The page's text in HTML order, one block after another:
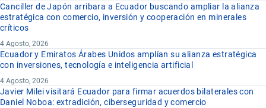
Canciller de Japón arribara a Ecuador buscando ampliar la alianza
estratégica con comercio, inversión y cooperación en minerales
críticos
4 Agosto, 2026
Ecuador y Emiratos Árabes Unidos amplían su alianza estratégica
con inversiones, tecnología e inteligencia artificial
4 Agosto, 2026
Javier Milei visitará Ecuador para firmar acuerdos bilaterales con
Daniel Noboa: extradición, ciberseguridad y comercio